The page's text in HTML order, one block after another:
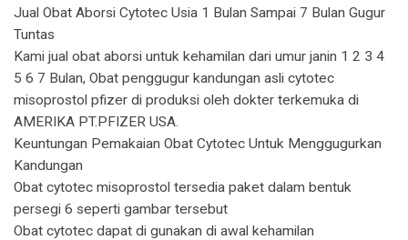
Jual Obat Aborsi Cytotec Usia 1 Bulan Sampai 7 Bulan Gugur
Tuntas
Kami jual obat aborsi untuk kehamilan dari umur janin 1 2 3 4
5 6 7 Bulan, Obat penggugur kandungan asli cytotec
misoprostol pfizer di produksi oleh dokter terkemuka di
AMERIKA PT.PFIZER USA.
Keuntungan Pemakaian Obat Cytotec Untuk Menggugurkan
Kandungan
Obat cytotec misoprostol tersedia paket dalam bentuk
persegi 6 seperti gambar tersebut
Obat cytotec dapat di gunakan di awal kehamilan